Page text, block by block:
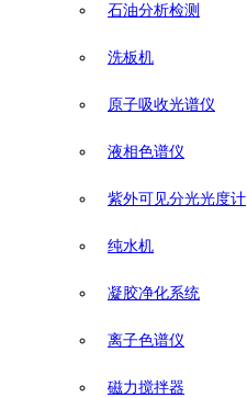
石油分析检测
洗板机
原子吸收光谱仪
液相色谱仪
紫外可见分光光度计
纯水机
凝胶净化系统
离子色谱仪
磁力搅拌器